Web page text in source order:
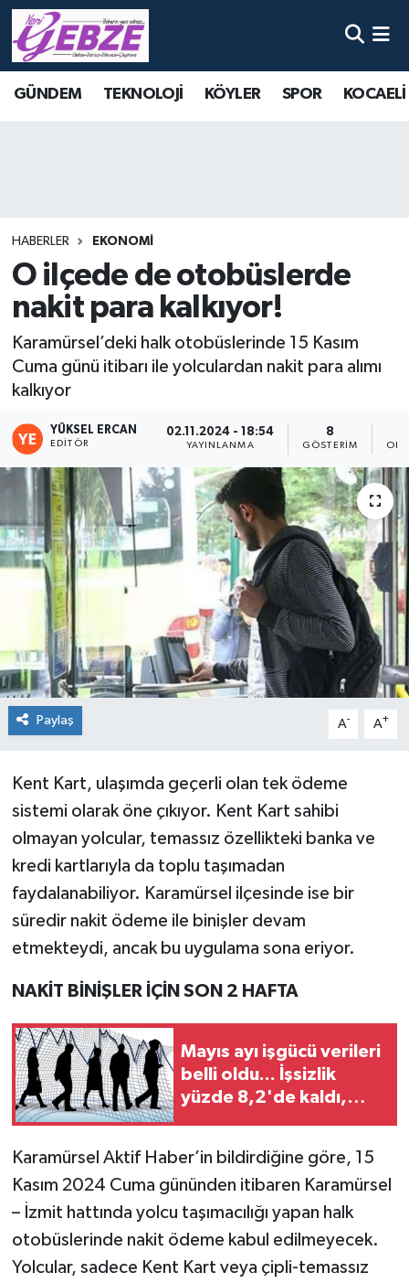
GÜNDEM TEKNOLOJİ KÖYLER SPOR
HABERLER EKONOMİ
O ilçede de otobüslerde
nakit para kalkıyor!
Karamürsel’deki halk otobüslerinde 15 Kasım
Cuma günü itibarı ile yolculardan nakit para alımı
kalkıyor
YÜKSEL ERCAN
EDITÖR
02.11.2024 - 18:54
YAYINLANMA
8
GÖSTERIM
Paylaş A- A+
Kent Kart, ulaşımda geçerli olan tek ödeme
sistemi olarak öne çıkıyor. Kent Kart sahibi
olmayan yolcular, temassız özellikteki banka ve
kredi kartlarıyla da toplu taşımadan
faydalanabiliyor. Karamürsel ilçesinde ise bir
süredir nakit ödeme ile binişler devam
etmekteydi, ancak bu uygulama sona eriyor.
NAKİT BİNİŞLER İÇİN SON 2 HAFTA
Mayıs ayı işgücü verileri
belli oldu... İşsizlik
yüzde 8,2'de kaldı,
Karamürsel Aktif Haber’in bildirdiğine göre, 15
Kasım 2024 Cuma gününden itibaren Karamürsel
– İzmit hattında yolcu taşımacılığı yapan halk
otobüslerinde nakit ödeme kabul edilmeyecek.
Yolcular, sadece Kent Kart veya çipli-temassız
Nöbetçi Eczaneler
Tüm Manşetler
Son Dakika Haberleri
Haber Arşivi